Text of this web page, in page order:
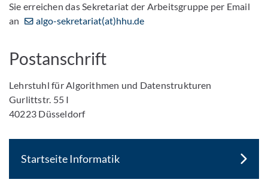
Sie erreichen das Sekretariat der Arbeitsgruppe per Email
an
algo-sekretariat(at)hhu.de
Postanschrift
Lehrstuhl für Algorithmen und Datenstrukturen
Gurlittstr. 55 I
40223 Düsseldorf
Startseite Informatik